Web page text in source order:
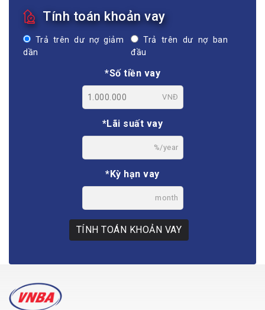
Tính toán khoản vay
Trả trên dư nợ giảm
dần
Trả trên dư nợ ban
đầu
*Số tiền vay
VNĐ
*Lãi suất vay
%/year
*Kỳ hạn vay
month
TÍNH TOÁN KHOẢN VAY